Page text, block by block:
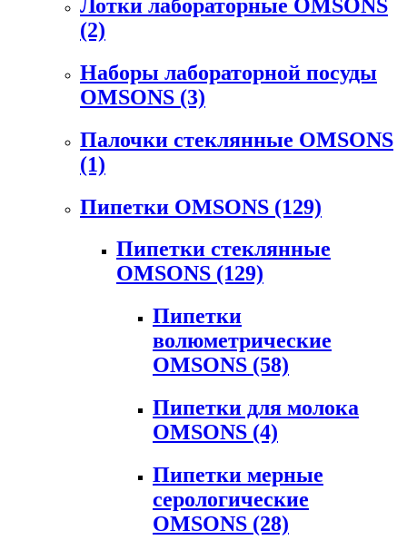
Лотки лабораторные OMSONS
(2)
Наборы лабораторной посуды
OMSONS (3)
Палочки стеклянные OMSONS
(1)
Пипетки OMSONS (129)
Пипетки стеклянные
OMSONS (129)
Пипетки
волюметрические
OMSONS (58)
Пипетки для молока
OMSONS (4)
Пипетки мерные
серологические
OMSONS (28)